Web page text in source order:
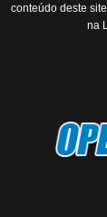
conteúdo deste
na